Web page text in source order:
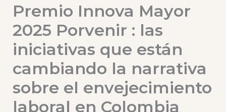
Premio Innova Mayor
2025 Porvenir : las
iniciativas que están
cambiando la narrativa
sobre el envejecimiento
laboral en Colombia